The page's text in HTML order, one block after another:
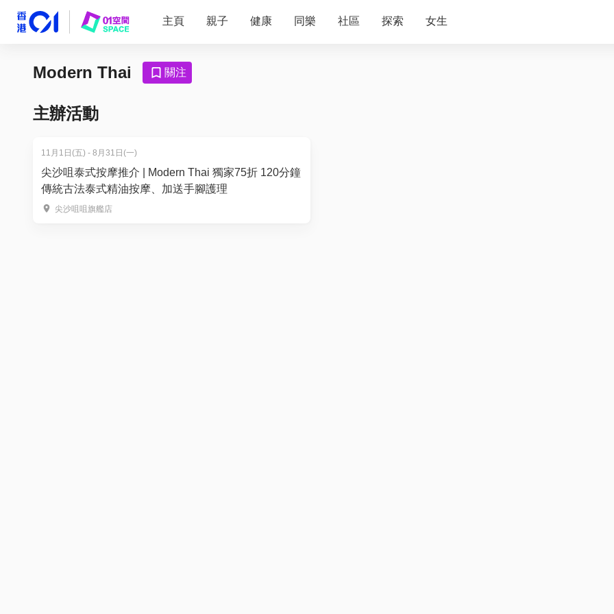
主頁 親子 健康 同樂 社區 探索 女生
Modern Thai 關注
主辦活動
11月1日(五) - 8月31日(一)
尖沙咀泰式按摩推介 | Modern Thai 獨家75折 120分鐘
傳統古法泰式精油按摩、加送手腳護理
尖沙咀咀旗艦店